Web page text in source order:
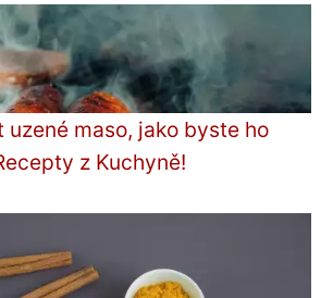
uzené maso, jako byste ho
z Kuchyně!